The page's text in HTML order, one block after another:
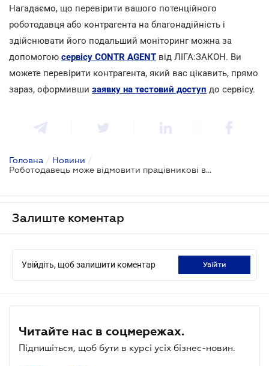
Нагадаємо, що перевірити вашого потенційного
роботодавця або контрагента на благонадійність і
здійснювати його подальший моніторинг можна за
допомогою сервісу CONTR AGENT від ЛІГА:ЗАКОН. Ви
можете перевірити контрагента, який вас цікавить, прямо
зараз, оформивши заявку на тестовий доступ до сервісу.
Головна / Новини /
Роботодавець може відмовити працівникові в поділі щорічної відпустки
Залиште коментар
Увійдіть, щоб залишити коментар увійти
Читайте нас в соцмережах.
Підпишіться, щоб бути в курсі усіх бізнес-новин.